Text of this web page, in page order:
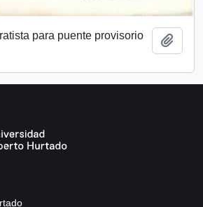
para puente provisorio